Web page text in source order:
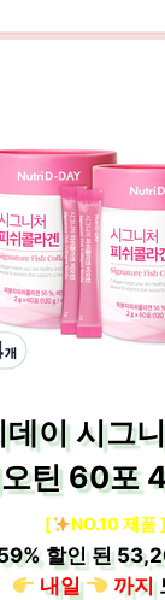
이 시그
틴 60포
[ NO.10 제품 ]
할인 된
내일
까지